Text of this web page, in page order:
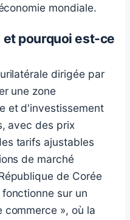
mondiale.
et pourquoi est-ce
dirigée par
une zone
et d'investissement
avec des prix
tarifs ajustables
de marché
de Corée
fonctionne sur un
commerce », où la